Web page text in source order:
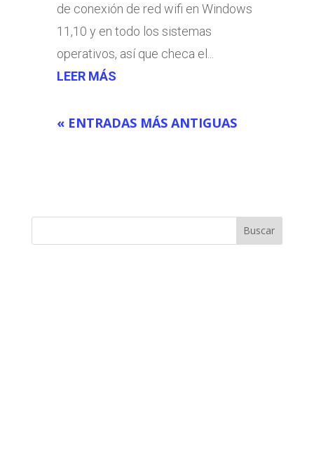
de conexión de red wifi en Windows
11,10 y en todo los sistemas
operativos, así que checa el...
LEER MÁS
« ENTRADAS MÁS ANTIGUAS
Buscar